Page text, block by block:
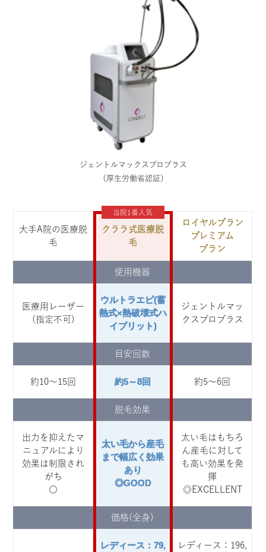
ジェントルマックスプロプラス
（厚生労働省認証）
大手A院の医療脱
毛
当院1番人気
クララ式医療脱
毛
ロイヤルプラン
プレミアム
プラン
使用機器
医療用レーザー
(指定不可)
ウルトラエピ(蓄
熱式×熱破壊式ハ
イブリット)
ジェントルマッ
クスプロプラス
目安回数
約10～15回 約5～8回 約5～6回
脱毛効果
出力を抑えたマ
ニュアルにより
効果は制限され
がち
〇
太い毛から産毛
まで幅広く効果
あり
◎GOOD
太い毛はもちろ
ん産毛に対して
も高い効果を発
揮
◎EXCELLENT
価格(全身)
レディース：79,
レディース：196,